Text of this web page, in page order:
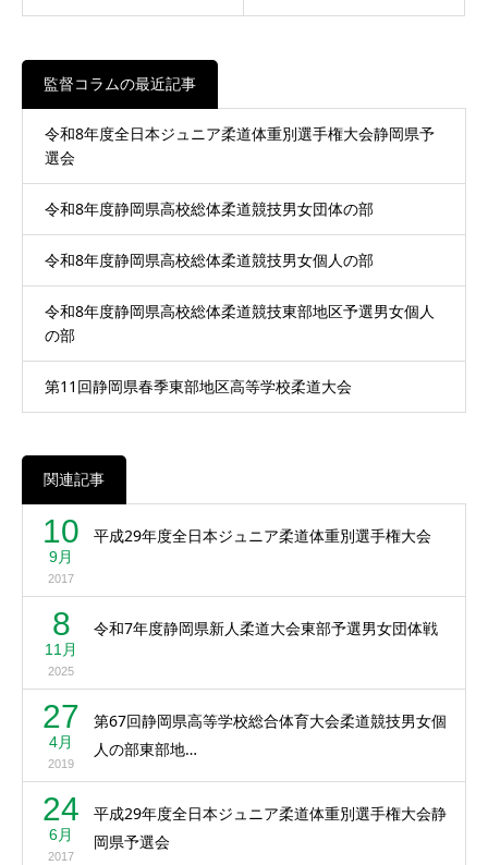
監督コラムの最近記事
令和8年度全日本ジュニア柔道体重別選手権大会静岡県予
選会
令和8年度静岡県高校総体柔道競技男女団体の部
令和8年度静岡県高校総体柔道競技男女個人の部
令和8年度静岡県高校総体柔道競技東部地区予選男女個人
の部
第11回静岡県春季東部地区高等学校柔道大会
関連記事
10
9月
2017
平成29年度全日本ジュニア柔道体重別選手権大会
8
11月
2025
令和7年度静岡県新人柔道大会東部予選男女団体戦
27
4月
2019
第67回静岡県高等学校総合体育大会柔道競技男女個
人の部東部地…
24
6月
2017
平成29年度全日本ジュニア柔道体重別選手権大会静
岡県予選会